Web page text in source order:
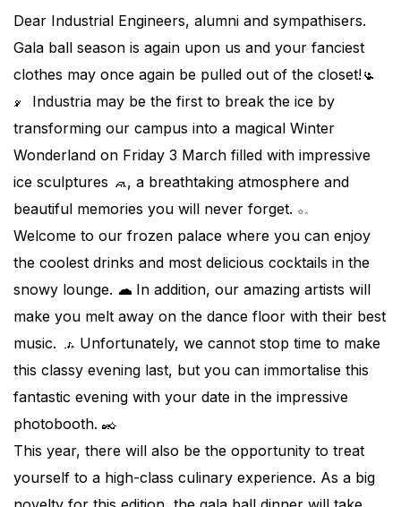
Dear Industrial Engineers, alumni and sympathisers.
Gala ball season is again upon us and your fanciest
clothes may once again be pulled out of the closet!
Industria may be the first to break the ice by
transforming our campus into a magical Winter
Wonderland on Friday 3 March filled with impressive
ice sculptures
, a breathtaking atmosphere and
beautiful memories you will never forget.
Welcome to our frozen palace where you can enjoy
the coolest drinks and most delicious cocktails in the
snowy lounge.
In addition, our amazing artists will
make you melt away on the dance floor with their best
music.
Unfortunately, we cannot stop time to make
this classy evening last, but you can immortalise this
fantastic evening with your date in the impressive
photobooth.
This year, there will also be the opportunity to treat
yourself to a high-class culinary experience. As a big